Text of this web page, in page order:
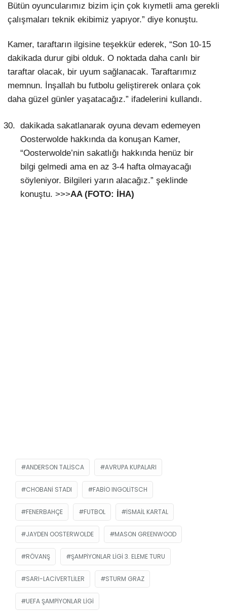
Bütün oyuncularımız bizim için çok kıymetli ama gerekli
çalışmaları teknik ekibimiz yapıyor.” diye konuştu.
Kamer, taraftarın ilgisine teşekkür ederek, “Son 10-15
dakikada durur gibi olduk. O noktada daha canlı bir
taraftar olacak, bir uyum sağlanacak. Taraftarımız
memnun. İnşallah bu futbolu geliştirerek onlara çok
daha güzel günler yaşatacağız.” ifadelerini kullandı.
dakikada sakatlanarak oyuna devam edemeyen
Oosterwolde hakkında da konuşan Kamer,
“Oosterwolde’nin sakatlığı hakkında henüz bir
bilgi gelmedi ama en az 3-4 hafta olmayacağı
söyleniyor. Bilgileri yarın alacağız.” şeklinde
konuştu. >>>AA (FOTO: İHA)
ANDERSON TALISCA AVRUPA KUPALARI
CHOBANI STADI FABIO INGOLITSCH
FENERBAHÇE FUTBOL ISMAIL KARTAL
JAYDEN OOSTERWOLDE MASON GREENWOOD
RÖVANŞ ŞAMPIYONLAR LIGI 3. ELEME TURU
SARI-LACIVERTLILER STURM GRAZ
UEFA ŞAMPIYONLAR LIGI